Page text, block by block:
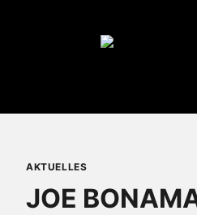
AKTUELLES
JOE